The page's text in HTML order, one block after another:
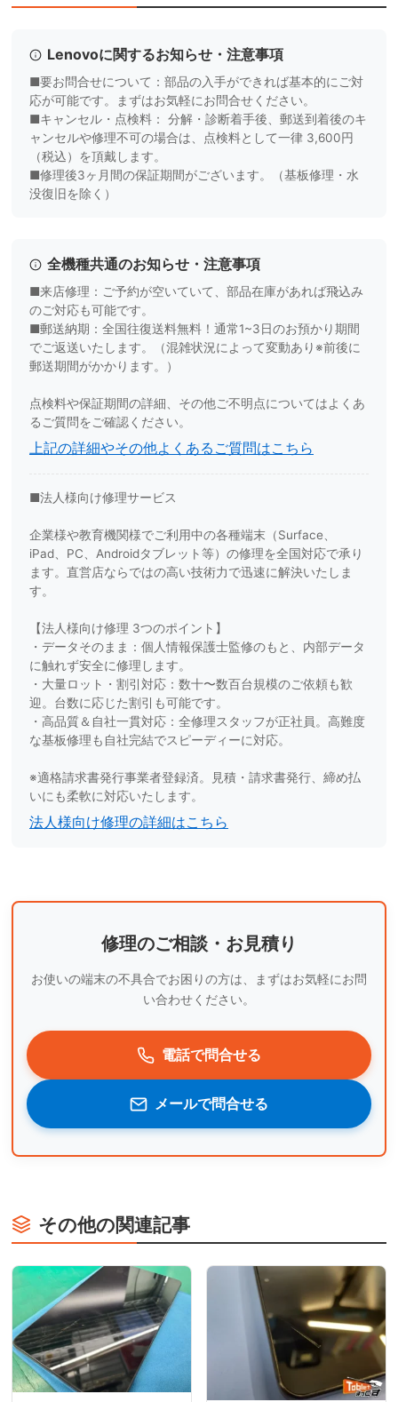
Lenovoに関するお知らせ・注意事項
■要お問合せについて：部品の入手ができれば基本的にご対
応が可能です。まずはお気軽にお問合せください。
■キャンセル・点検料： 分解・診断着手後、郵送到着後のキ
ャンセルや修理不可の場合は、点検料として一律 3,600円
（税込）を頂戴します。
■修理後3ヶ月間の保証期間がございます。（基板修理・水
没復旧を除く）
全機種共通のお知らせ・注意事項
■来店修理：ご予約が空いていて、部品在庫があれば飛込み
のご対応も可能です。
■郵送納期：全国往復送料無料！通常1~3日のお預かり期間
でご返送いたします。（混雑状況によって変動あり※前後に
郵送期間がかかります。）
点検料や保証期間の詳細、その他ご不明点についてはよくあ
るご質問をご確認ください。
上記の詳細やその他よくあるご質問はこちら
■法人様向け修理サービス
企業様や教育機関様でご利用中の各種端末（Surface、
iPad、PC、Androidタブレット等）の修理を全国対応で承り
ます。直営店ならではの高い技術力で迅速に解決いたしま
す。
【法人様向け修理 3つのポイント】
・データそのまま：個人情報保護士監修のもと、内部データ
に触れず安全に修理します。
・大量ロット・割引対応：数十〜数百台規模のご依頼も歓
迎。台数に応じた割引も可能です。
・高品質＆自社一貫対応：全修理スタッフが正社員。高難度
な基板修理も自社完結でスピーディーに対応。
※適格請求書発行事業者登録済。見積・請求書発行、締め払
いにも柔軟に対応いたします。
法人様向け修理の詳細はこちら
修理のご相談・お見積り
お使いの端末の不具合でお困りの方は、まずはお気軽にお問
い合わせください。
電話で問合せる
メールで問合せる
その他の関連記事